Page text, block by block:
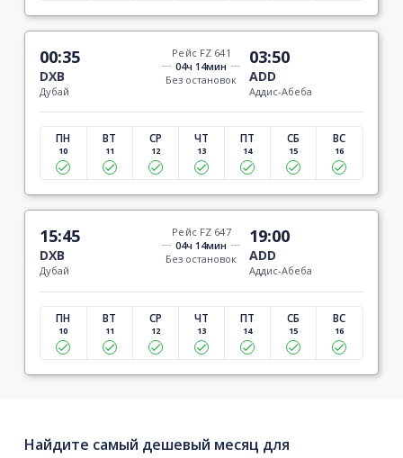
00:35
DXB
Дубай
Рейс FZ 641
04ч 14мин
Без остановок
03:50
ADD
Аддис-Абеба
ПН
10
ВТ
11
СР
12
ЧТ
13
ПТ
14
СБ
15
ВС
16
15:45
DXB
Дубай
Рейс FZ 647
04ч 14мин
Без остановок
19:00
ADD
Аддис-Абеба
ПН
10
ВТ
11
СР
12
ЧТ
13
ПТ
14
СБ
15
ВС
16
Найдите самый дешевый месяц для